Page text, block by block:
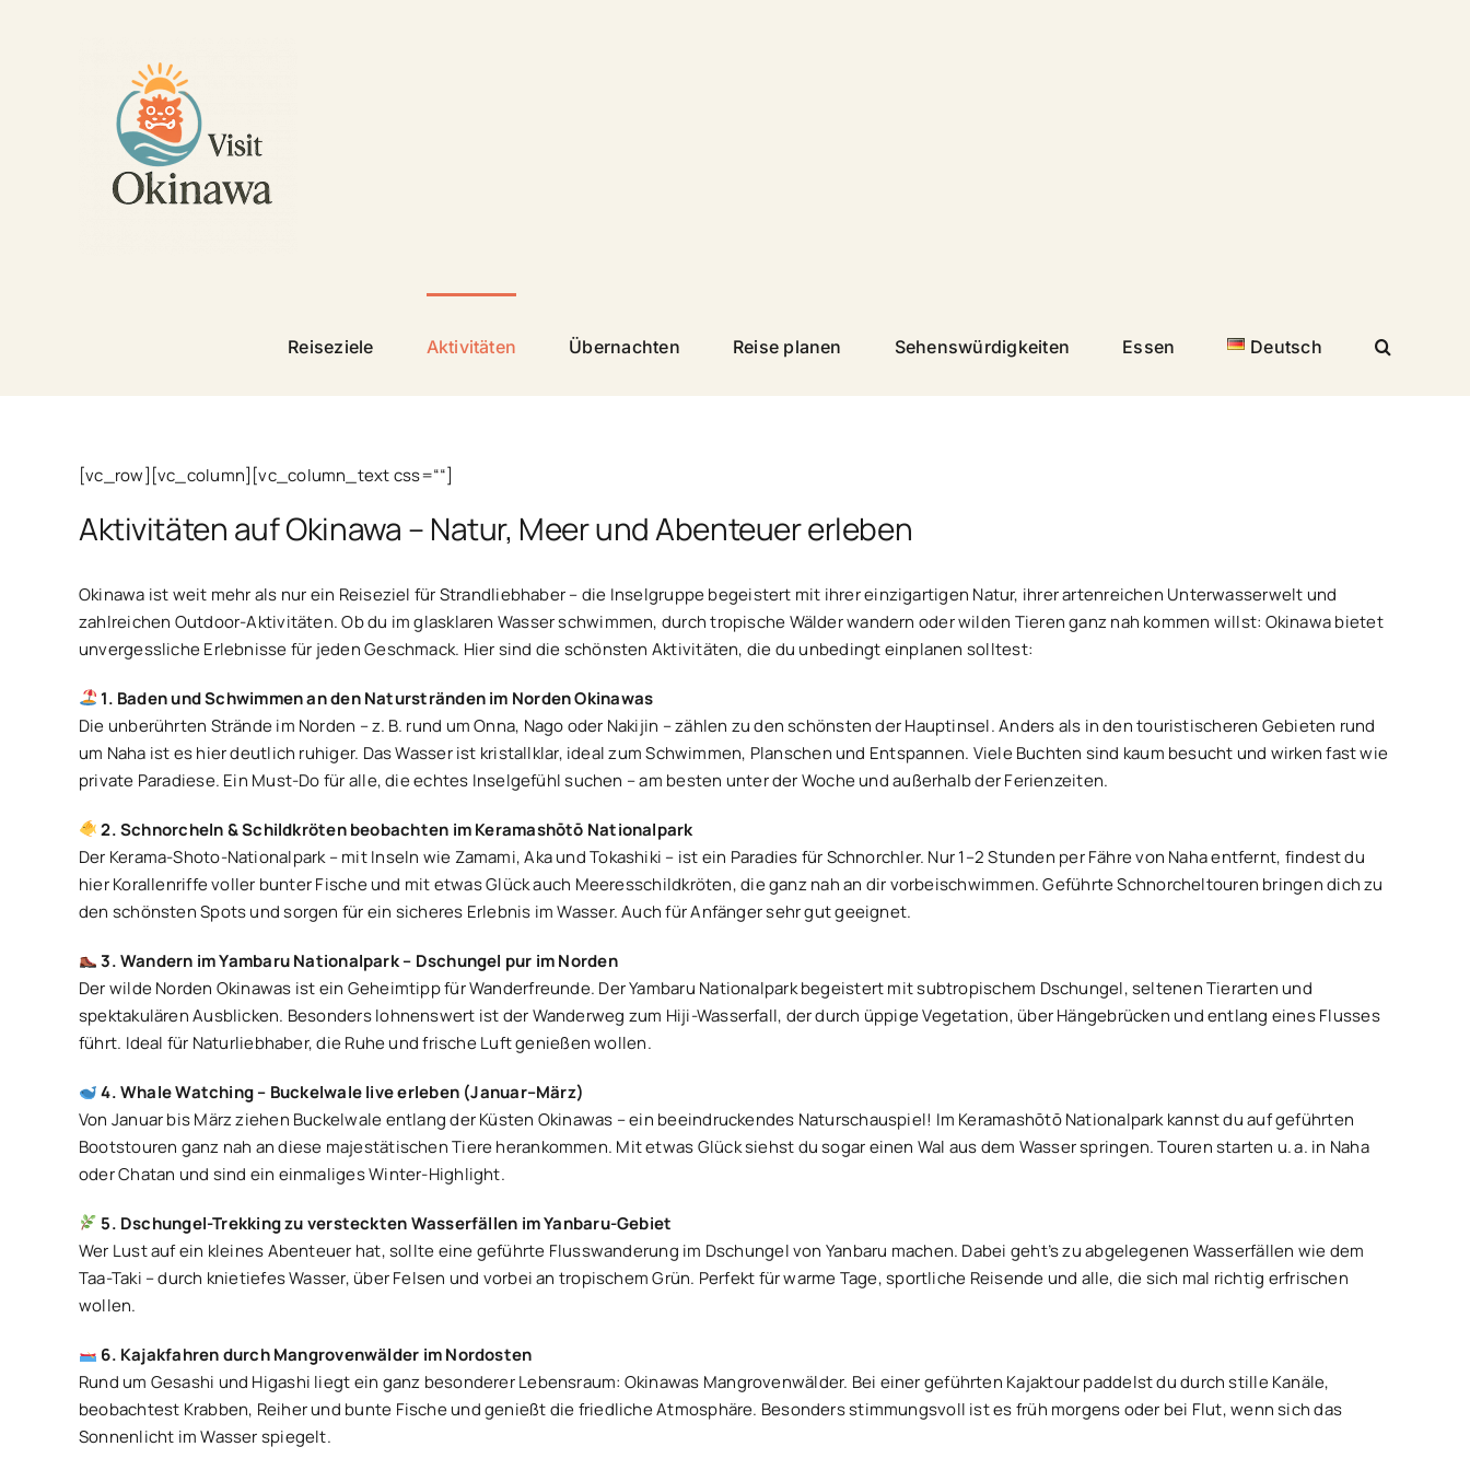
Reiseziele Aktivitäten Übernachten Reise planen Sehenswürdigkeiten Essen Deutsch
[vc_row][vc_column][vc_column_text css=““]
Aktivitäten auf Okinawa – Natur, Meer und Abenteuer erleben
Okinawa ist weit mehr als nur ein Reiseziel für Strandliebhaber – die Inselgruppe begeistert mit ihrer einzigartigen Natur, ihrer artenreichen Unterwasserwelt und
zahlreichen Outdoor-Aktivitäten. Ob du im glasklaren Wasser schwimmen, durch tropische Wälder wandern oder wilden Tieren ganz nah kommen willst: Okinawa bietet
unvergessliche Erlebnisse für jeden Geschmack. Hier sind die schönsten Aktivitäten, die du unbedingt einplanen solltest:
1. Baden und Schwimmen an den Naturstränden im Norden Okinawas
Die unberührten Strände im Norden – z. B. rund um Onna, Nago oder Nakijin – zählen zu den schönsten der Hauptinsel. Anders als in den touristischeren Gebieten rund
um Naha ist es hier deutlich ruhiger. Das Wasser ist kristallklar, ideal zum Schwimmen, Planschen und Entspannen. Viele Buchten sind kaum besucht und wirken fast wie
private Paradiese. Ein Must-Do für alle, die echtes Inselgefühl suchen – am besten unter der Woche und außerhalb der Ferienzeiten.
2. Schnorcheln & Schildkröten beobachten im Keramashōtō Nationalpark
Der Kerama-Shoto-Nationalpark – mit Inseln wie Zamami, Aka und Tokashiki – ist ein Paradies für Schnorchler. Nur 1–2 Stunden per Fähre von Naha entfernt, findest du
hier Korallenriffe voller bunter Fische und mit etwas Glück auch Meeresschildkröten, die ganz nah an dir vorbeischwimmen. Geführte Schnorcheltouren bringen dich zu
den schönsten Spots und sorgen für ein sicheres Erlebnis im Wasser. Auch für Anfänger sehr gut geeignet.
3. Wandern im Yambaru Nationalpark – Dschungel pur im Norden
Der wilde Norden Okinawas ist ein Geheimtipp für Wanderfreunde. Der Yambaru Nationalpark begeistert mit subtropischem Dschungel, seltenen Tierarten und
spektakulären Ausblicken. Besonders lohnenswert ist der Wanderweg zum Hiji-Wasserfall, der durch üppige Vegetation, über Hängebrücken und entlang eines Flusses
führt. Ideal für Naturliebhaber, die Ruhe und frische Luft genießen wollen.
4. Whale Watching – Buckelwale live erleben (Januar–März)
Von Januar bis März ziehen Buckelwale entlang der Küsten Okinawas – ein beeindruckendes Naturschauspiel! Im Keramashōtō Nationalpark kannst du auf geführten
Bootstouren ganz nah an diese majestätischen Tiere herankommen. Mit etwas Glück siehst du sogar einen Wal aus dem Wasser springen. Touren starten u. a. in Naha
oder Chatan und sind ein einmaliges Winter-Highlight.
5. Dschungel-Trekking zu versteckten Wasserfällen im Yanbaru-Gebiet
Wer Lust auf ein kleines Abenteuer hat, sollte eine geführte Flusswanderung im Dschungel von Yanbaru machen. Dabei geht’s zu abgelegenen Wasserfällen wie dem
Taa-Taki – durch knietiefes Wasser, über Felsen und vorbei an tropischem Grün. Perfekt für warme Tage, sportliche Reisende und alle, die sich mal richtig erfrischen
wollen.
6. Kajakfahren durch Mangrovenwälder im Nordosten
Rund um Gesashi und Higashi liegt ein ganz besonderer Lebensraum: Okinawas Mangrovenwälder. Bei einer geführten Kajaktour paddelst du durch stille Kanäle,
beobachtest Krabben, Reiher und bunte Fische und genießt die friedliche Atmosphäre. Besonders stimmungsvoll ist es früh morgens oder bei Flut, wenn sich das
Sonnenlicht im Wasser spiegelt.